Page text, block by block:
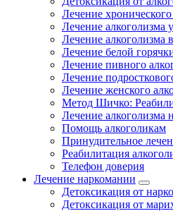
Лечение
Лечение
Лечение алкоголизма
Лечение белой
Лечение пивного
Лечение
Лечение женского
Метод Шичко:
Лечение алкоголизма
Помощь алкоголикам
Принудительное
Реабилитация
Телефон доверия
Лечение наркомании
Детоксикация от
Детоксикация от